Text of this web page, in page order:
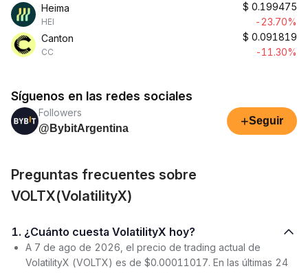
Heima
HEI
$ 0.199475
-23.70%
Canton
CC
$ 0.091819
-11.30%
Síguenos en las redes sociales
Followers
@BybitArgentina
+Seguir
Preguntas frecuentes sobre
VOLTX(VolatilityX)
1. ¿Cuánto cuesta VolatilityX hoy?
A 7 de ago de 2026, el precio de trading actual de
VolatilityX (VOLTX) es de $0.00011017. En las últimas 24